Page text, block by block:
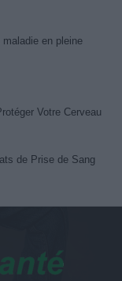
en pleine
Votre Cerveau
de Prise de Sang